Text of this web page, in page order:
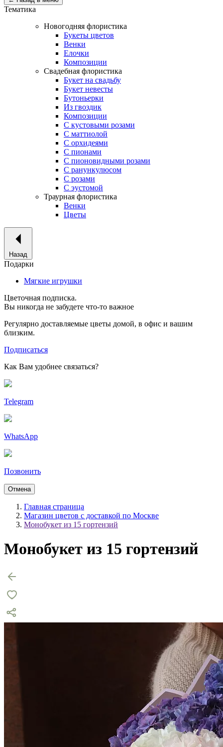
Тематика
Новогодняя флористика
Букеты цветов
Венки
Елочки
Композиции
Свадебная флористика
Букет на свадьбу
Букет невесты
Бутоньерки
Из гвоздик
Композиции
С кустовыми розами
С маттиолой
С орхидеями
С пионами
С пионовидными розами
С ранункулюсом
С розами
С эустомой
Траурная флористика
Венки
Цветы
Назад
Подарки
Мягкие игрушки
Цветочная подписка.
Вы никогда не забудете что-то важное
Регулярно доставляемые цветы домой, в офис и вашим
близким.
Подписаться
Как Вам удобнее связаться?
Telegram
WhatsApp
Позвонить
Отмена
Главная страница
Магазин цветов с доставкой по Москве
Монобукет из 15 гортензий
Монобукет из 15 гортензий